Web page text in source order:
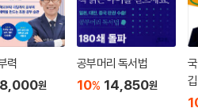
력
원
공부머리 독서법
10% 14,850원